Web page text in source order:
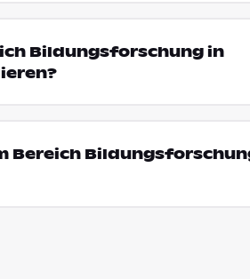
Bildungsforschung in
Bereich